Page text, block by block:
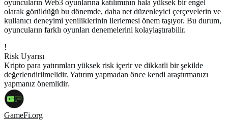
oyuncuların Web3 oyunlarına katılımının hala yüksek bir engel
olarak görüldüğü bu dönemde, daha net düzenleyici çerçevelerin ve
kullanıcı deneyimi yeniliklerinin ilerlemesi önem taşıyor. Bu durum,
oyuncuların farklı oyunları denemelerini kolaylaştırabilir.
!
Risk Uyarısı
Kripto para yatırımları yüksek risk içerir ve dikkatli bir şekilde
değerlendirilmelidir. Yatırım yapmadan önce kendi araştırmanızı
yapmanız önemlidir.
GameFi.org